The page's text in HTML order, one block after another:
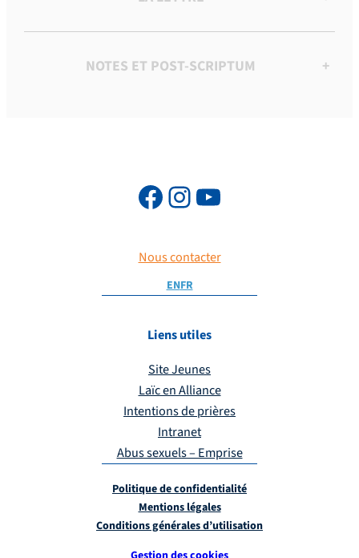
NOTES ET POST-SCRIPTUM +
Nous contacter
ENFR
Liens utiles
Site Jeunes
Laïc en Alliance
Intentions de prières
Intranet
Abus sexuels – Emprise
Politique de confidentialité
Mentions légales
Conditions générales d’utilisation